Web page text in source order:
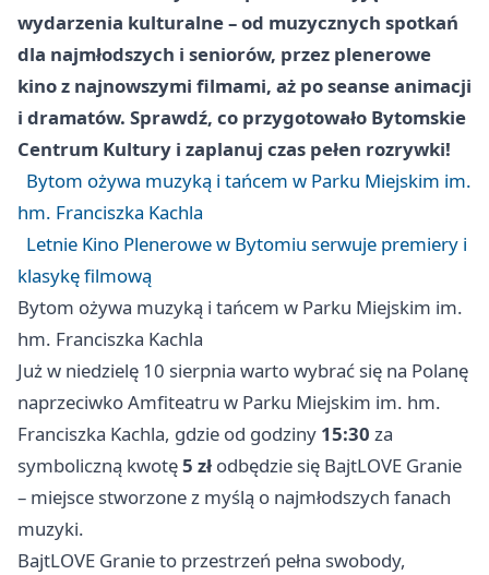
wydarzenia kulturalne – od muzycznych spotkań
dla najmłodszych i seniorów, przez plenerowe
kino z najnowszymi filmami, aż po seanse animacji
i dramatów. Sprawdź, co przygotowało Bytomskie
Centrum Kultury i zaplanuj czas pełen rozrywki!
Bytom ożywa muzyką i tańcem w Parku Miejskim im.
hm. Franciszka Kachla
Letnie Kino Plenerowe w Bytomiu serwuje premiery i
klasykę filmową
Bytom ożywa muzyką i tańcem w Parku Miejskim im.
hm. Franciszka Kachla
Już w niedzielę 10 sierpnia warto wybrać się na Polanę
naprzeciwko Amfiteatru w Parku Miejskim im. hm.
Franciszka Kachla, gdzie od godziny 15:30 za
symboliczną kwotę5 zł odbędzie się BajtLOVE Granie
– miejsce stworzone z myślą o najmłodszych fanach
muzyki.
BajtLOVE Granie to przestrzeń pełna swobody,